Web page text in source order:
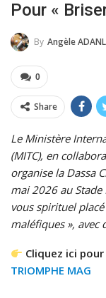
Pour «
By Angèle
0
Share
Le Ministère
(MITC), en
organise la Dassa
mai 2026 au
vous spirituel
maléfiques », avec
Cliquez ici
TRIOMPHE MAG